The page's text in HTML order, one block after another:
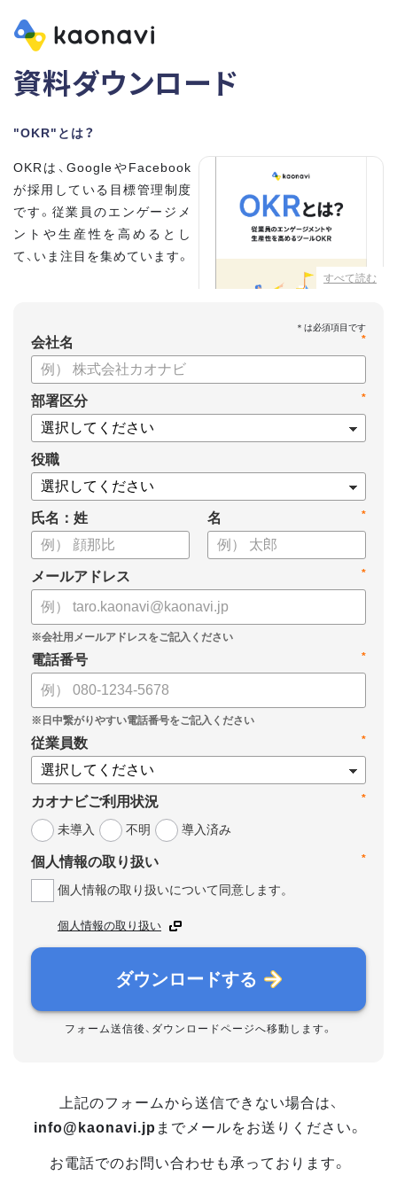
資料ダウンロード
"OKR"とは？
すべて読む
OKRは、GoogleやFacebook
が採用している目標管理制度
です。従業員のエンゲージメ
ントや生産性を高めるとし
て、いま注目を集めています。
・OKRと従来の目標管理制度
との違い
・OKRを導入、運用するにはどうすればいいのか
・OKRの運用を助けるツール
についてまとめましたので、ぜひお役立てください。
*
会社名
*
部署区分
役職
氏名：姓 *
名
*
メールアドレス
*
電話番号
*
従業員数
*
カオナビご利用状況
未導入
不明 導入済み
*
個人情報の取り扱い
個人情報の取り扱いについて同意します。
個人情報の取り扱い
ダウンロードする
フォーム送信後、ダウンロードページへ移動します。
上記のフォームから送信できない場合は、
info@kaonavi.jp までメールをお送りください。
お電話でのお問い合わせも承っております。